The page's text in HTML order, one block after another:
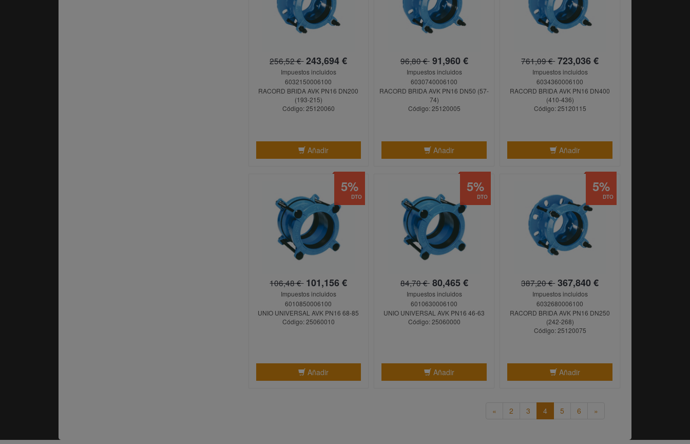
256,52 €243,694 €
Impuestos incluidos
6032150006100
RACORD BRIDA AVK PN16 DN200
(193-215)
Código: 25120060
Añadir
96,80 €91,960 €
Impuestos incluidos
6030740006100
RACORD BRIDA AVK PN16 DN50 (57-
74)
Código: 25120005
Añadir
761,09 € 723,036 €
Impuestos incluidos
6034360006100
RACORD BRIDA AVK PN16 DN400
(410-436)
Código: 25120115
Añadir
106,48 €101,156 €
Impuestos incluidos
6010850006100
UNIO UNIVERSAL AVK PN16 68-85
Código: 25060010
Añadir
DTO
5%
84,70 €80,465 €
Impuestos incluidos
6010630006100
UNIO UNIVERSAL AVK PN16 46-63
Código: 25060000
Añadir
DTO
5%
387,20 € 367,840 €
Impuestos incluidos
6032680006100
RACORD BRIDA AVK PN16 DN250
(242-268)
Código: 25120075
Añadir
DTO
5%
« 2 3 4 5 6 »